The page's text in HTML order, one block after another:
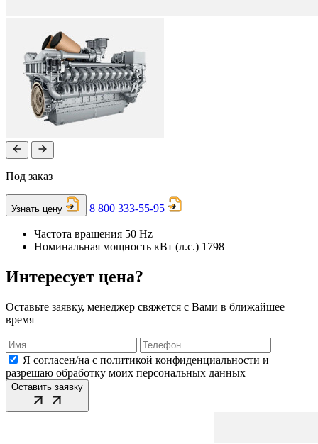
Под заказ
Узнать цену 8 800 333-55-95
Частота вращения 50 Hz
Номинальная мощность кВт (л.с.) 1798
Интересует цена?
Оставьте заявку, менеджер свяжется с Вами в ближайшее
время
Я согласен/на с политикой конфиденциальности и
разрешаю обработку моих персональных данных
Оставить заявку